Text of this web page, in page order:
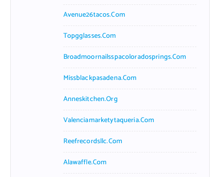
Avenue26tacos.com
Topgglasses.com
Broadmoornailsspacoloradosprings.com
Missblackpasadena.com
Anneskitchen.org
Valenciamarketytaqueria.com
Reefrecordsllc.com
Alawaffle.com